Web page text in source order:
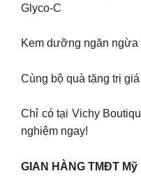
Glyco-C
Kem dưỡng ngăn
Cùng bộ quà tặng trị
Chỉ có tại Vichy
nghiệm ngay!
GIAN HÀNG TMĐT